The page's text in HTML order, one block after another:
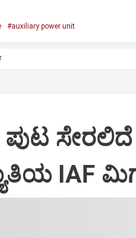
#auxiliary power unit
ಪುಟ ಸೇರಲಿದೆ
IAF